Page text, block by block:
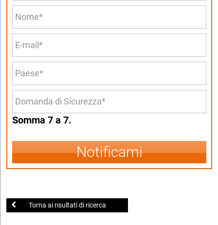
Somma 7 a 7.
Notificami
Torna ai risultati di ricerca